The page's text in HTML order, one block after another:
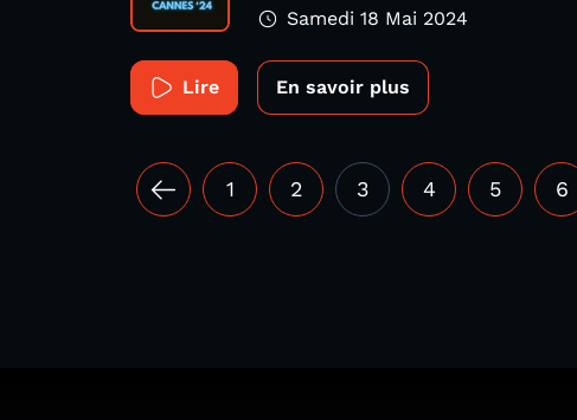
Samedi 18 Mai 2024
Lire En savoir plus
1 2 3 4 5 6